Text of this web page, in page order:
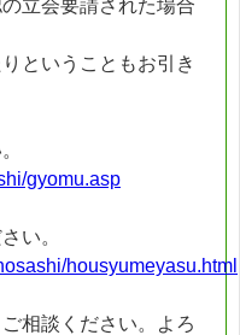
立会要請された場合
ということもお引き
。
gyomu.asp
さい。
housyumeyasu.html
相談ください。よろ